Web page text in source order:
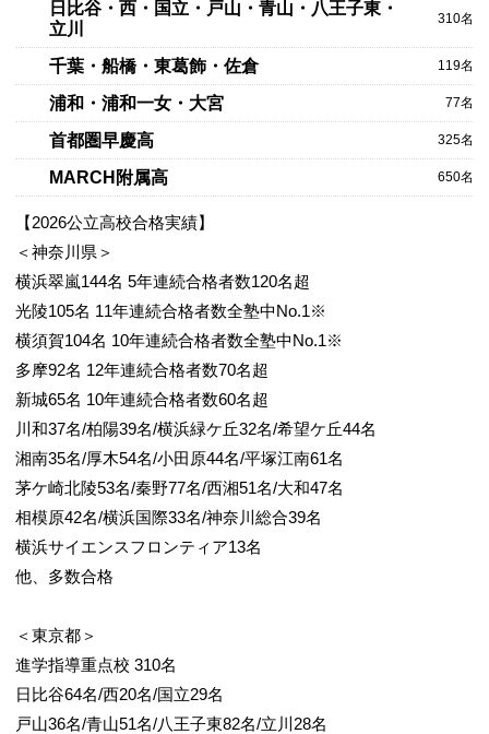
日比谷・西・国立・戸山・青山・八王子東・
立川
310名
千葉・船橋・東葛飾・佐倉 119名
浦和・浦和一女・大宮 77名
首都圏早慶高 325名
MARCH附属高 650名
【2026公立高校合格実績】
＜神奈川県＞
横浜翠嵐144名 5年連続合格者数120名超
光陵105名 11年連続合格者数全塾中No.1※
横須賀104名 10年連続合格者数全塾中No.1※
多摩92名 12年連続合格者数70名超
新城65名 10年連続合格者数60名超
川和37名/柏陽39名/横浜緑ケ丘32名/希望ケ丘44名
湘南35名/厚木54名/小田原44名/平塚江南61名
茅ケ崎北陵53名/秦野77名/西湘51名/大和47名
相模原42名/横浜国際33名/神奈川総合39名
横浜サイエンスフロンティア13名
他、多数合格
＜東京都＞
進学指導重点校 310名
日比谷64名/西20名/国立29名
戸山36名/青山51名/八王子東82名/立川28名